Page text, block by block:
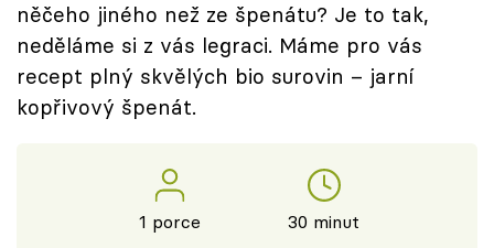
Sledujte prima+
Přihlášení
něčeho jiného než ze špenátu? Je to tak,
neděláme si z vás legraci. Máme pro vás
recept plný skvělých bio surovin – jarní
kopřivový špenát.
1 porce 30 minut